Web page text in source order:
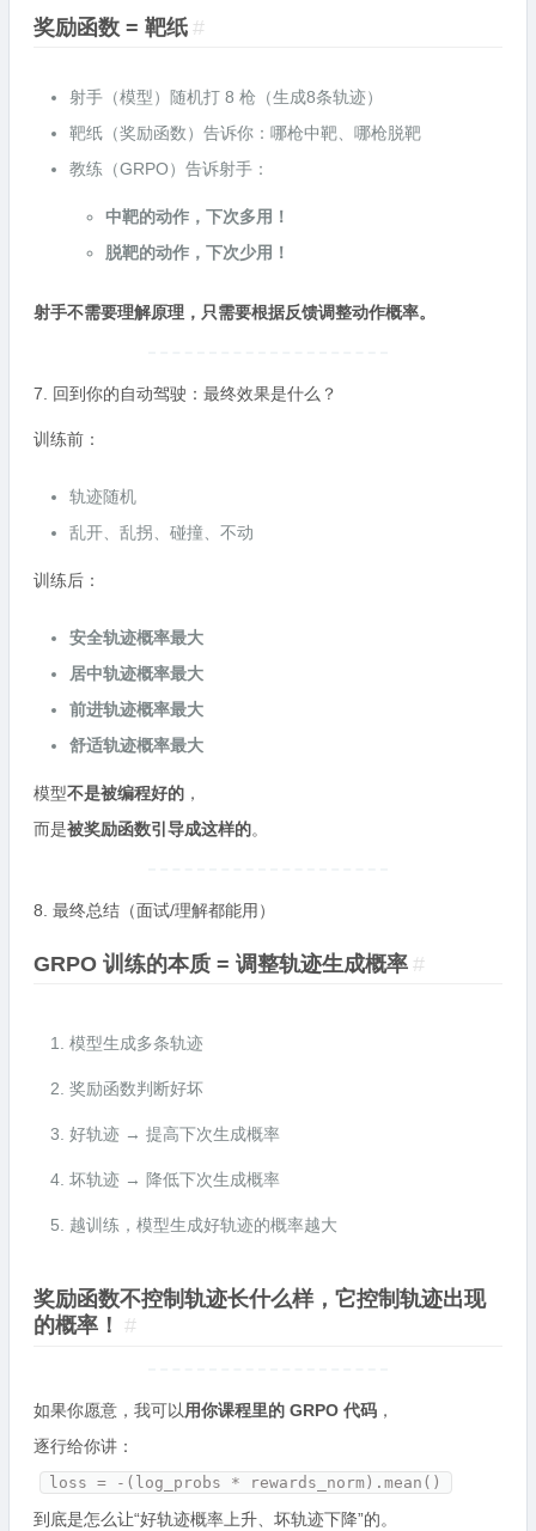
奖励函数 = 靶纸 #
射手（模型）随机打 8 枪（生成8条轨迹）
靶纸（奖励函数）告诉你：哪枪中靶、哪枪脱靶
教练（GRPO）告诉射手：
中靶的动作，下次多用！
脱靶的动作，下次少用！
射手不需要理解原理，只需要根据反馈调整动作概率。
7. 回到你的自动驾驶：最终效果是什么？
训练前：
轨迹随机
乱开、乱拐、碰撞、不动
训练后：
安全轨迹概率最大
居中轨迹概率最大
前进轨迹概率最大
舒适轨迹概率最大
模型不是被编程好的 ，
而是被奖励函数引导成这样的。
8. 最终总结（面试/理解都能用）
GRPO 训练的本质 = 调整轨迹生成概率 #
模型生成多条轨迹
奖励函数判断好坏
好轨迹 → 提高下次生成概率
坏轨迹 → 降低下次生成概率
越训练，模型生成好轨迹的概率越大
奖励函数不控制轨迹长什么样，它控制轨迹出现
的概率！ #
如果你愿意，我可以用你课程里的 GRPO 代码 ，
逐行给你讲：
loss = -(log_probs * rewards_norm).mean()
到底是怎么让“好轨迹概率上升、坏轨迹下降”的。